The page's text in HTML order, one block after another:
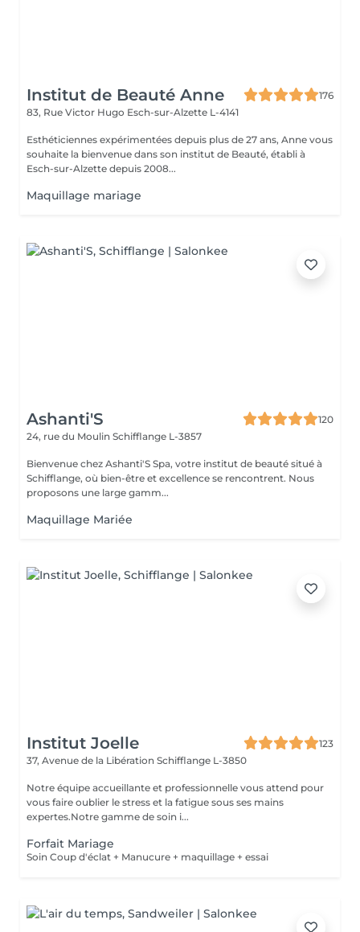
Institut de Beauté Anne
176
83, Rue Victor Hugo Esch-sur-Alzette L-4141
Esthéticiennes expérimentées depuis plus de 27 ans, Anne vous
souhaite la bienvenue dans son institut de Beauté, établi à
Esch-sur-Alzette depuis 2008...
Maquillage mariage
Ashanti'S
120
24, rue du Moulin Schifflange L-3857
Bienvenue chez Ashanti'S Spa, votre institut de beauté situé à
Schifflange, où bien-être et excellence se rencontrent. Nous
proposons une large gamm...
Maquillage Mariée
Institut Joelle
123
37, Avenue de la Libération Schifflange L-3850
Notre équipe accueillante et professionnelle vous attend pour
vous faire oublier le stress et la fatigue sous ses mains
expertes.Notre gamme de soin i...
Forfait Mariage
Soin Coup d'éclat + Manucure + maquillage + essai